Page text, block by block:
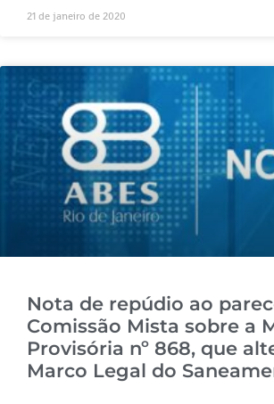
21 de janeiro de 2020
Nota de repúdio ao
Comissão Mista sobre a
Provisória nº 868, que
Marco Legal do